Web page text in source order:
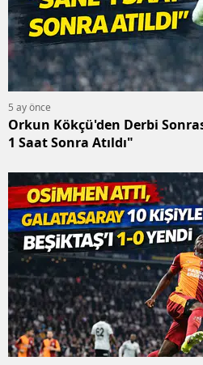
5 ay önce
Orkun Kökçü'den Derbi
1 Saat Sonra Atıldı"